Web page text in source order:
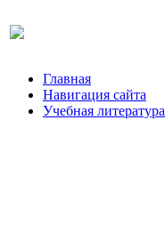
Главная
Навигация сайта
Учебная литература